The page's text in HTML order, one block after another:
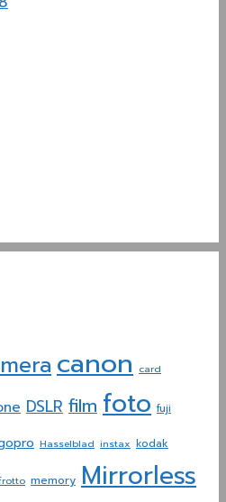
canon card
DSLR film foto fuji
Hasselblad instax kodak
memory Mirrorless